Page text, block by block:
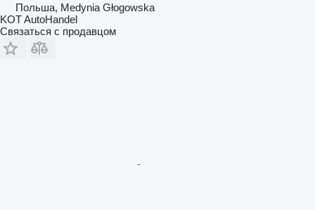
Польша, Medynia Głogowska
KOT AutoHandel
Связаться с продавцом